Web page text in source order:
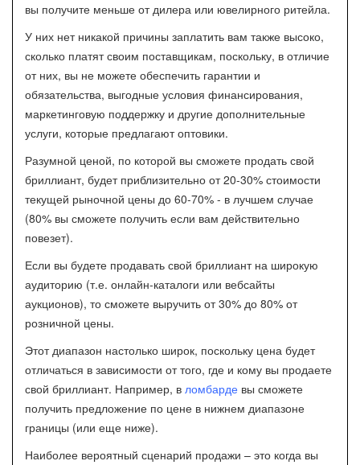
вы получите меньше от дилера или ювелирного ритейла.
У них нет никакой причины заплатить вам также высоко,
сколько платят своим поставщикам, поскольку, в отличие
от них, вы не можете обеспечить гарантии и
обязательства, выгодные условия финансирования,
маркетинговую поддержку и другие дополнительные
услуги, которые предлагают оптовики.
Разумной ценой, по которой вы сможете продать свой
бриллиант, будет приблизительно от 20-30% стоимости
текущей рыночной цены до 60-70% - в лучшем случае
(80% вы сможете получить если вам действительно
повезет).
Если вы будете продавать свой бриллиант на широкую
аудиторию (т.е. онлайн-каталоги или вебсайты
аукционов), то сможете выручить от 30% до 80% от
розничной цены.
Этот диапазон настолько широк, поскольку цена будет
отличаться в зависимости от того, где и кому вы продаете
свой бриллиант. Например, в ломбарде вы сможете
получить предложение по цене в нижнем диапазоне
границы (или еще ниже).
Наиболее вероятный сценарий продажи – это когда вы